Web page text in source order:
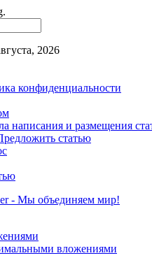
2026
конфиденциальности
написания и размещения
статью
- Мы объединяем мир!
вложениями